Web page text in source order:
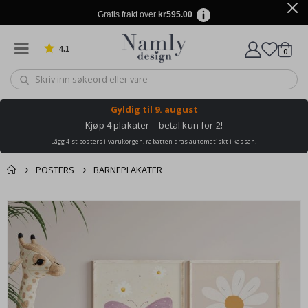
Gratis frakt over kr595.00
4.1 Basert på 1026 stemmer 0varer
Gyldig til 9. august
Kjøp 4 plakater – betal kun for 2!
Lägg 4 st posters i varukorgen, rabatten dras automatiskt i kassan!
POSTERS BARNEPLAKATER
Andre kjøpte
produkter
Gå
til
slutten
bildegalleri